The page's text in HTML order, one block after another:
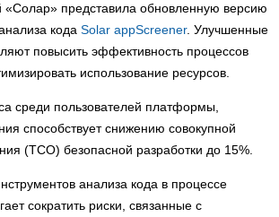
«Солар» представила обновленную версию
кода Solar appScreener. Улучшенные
повысить эффективность процессов
использование ресурсов.
среди пользователей платформы,
способствует снижению совокупной
(ТСО) безопасной разработки до 15%.
анализа кода в процессе
сократить риски, связанные с